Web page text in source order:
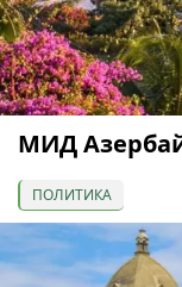
МИД
ПОЛИТИКА